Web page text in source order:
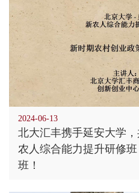
2024-06-13
北大汇丰携手延安大学
农人综合能力提升研修
班！